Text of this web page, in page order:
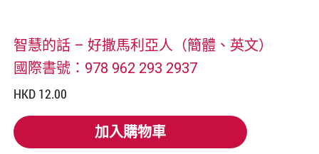
智慧的話 – 好撒馬利亞人（簡體、英文）
國際書號：978 962 293 2937
HKD 12.00
加入購物車
加入購物車